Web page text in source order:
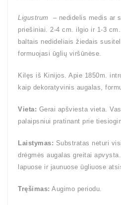
Ligustrum
– nedidelis medis ar
priešiniai. 2-4 cm. ilgio ir 1-3
baltais nedideliais žiedais
formuojasi ūglių viršūnėse.
Kilęs iš Kinijos. Apie 1850m.
kaip dekoratyvinis augalas,
Vieta: Gerai apšviesta vieta.
palaipsniui pratinant prie
Laistymas: Substratas neturi
drėgmės augalas greitai
lapuose ir jaunuose ūgliuose
Tręšimas: Augimo periodu.